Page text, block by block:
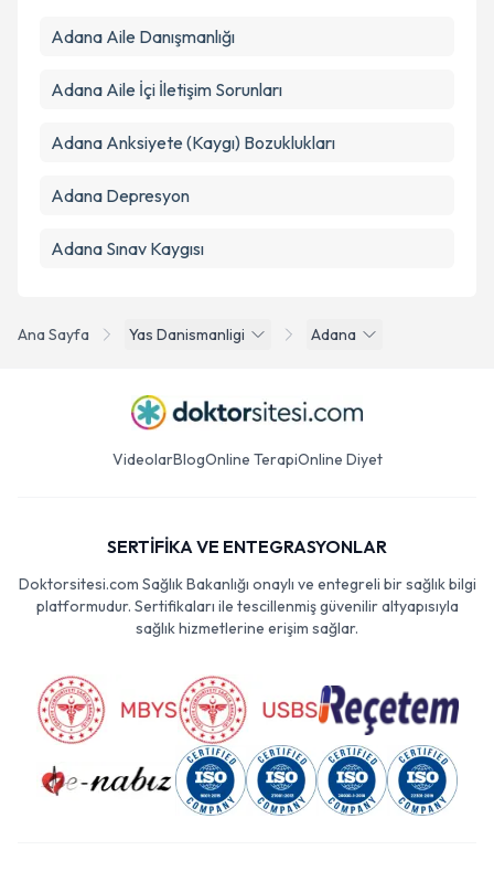
Ana Sayfa Yas Danismanligi Adana
Adana Aile Danışmanlığı
Adana Aile İçi İletişim Sorunları
Adana Anksiyete (Kaygı) Bozuklukları
Adana Depresyon
Adana Sınav Kaygısı
VideolarBlogOnline TerapiOnline Diyet
SERTİFİKA VE ENTEGRASYONLAR
Doktorsitesi.com Sağlık Bakanlığı onaylı ve entegreli bir sağlık bilgi
platformudur. Sertifikaları ile tescillenmiş güvenilir altyapısıyla
sağlık hizmetlerine erişim sağlar.